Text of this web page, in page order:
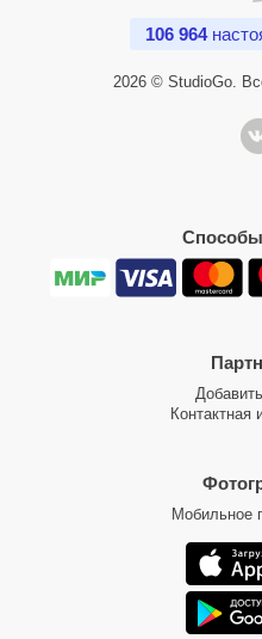
106 964
2026 © StudioGo.
Контактная
Мобильное